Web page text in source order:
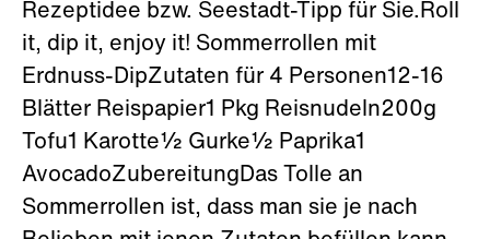
Rezeptidee bzw. Seestadt-Tipp für Sie.Roll
it, dip it, enjoy it! Sommerrollen mit
Erdnuss-DipZutaten für 4 Personen12-16
Blätter Reispapier1 Pkg Reisnudeln200g
Tofu1 Karotte½ Gurke½ Paprika1
AvocadoZubereitungDas Tolle an
Sommerrollen ist, dass man sie je nach